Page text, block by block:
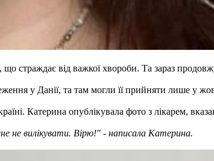
страждає від важкої хвороби. Та зараз
у Данії, та там могли її прийняти лише у
Катерина опублікувала фото з лікарем,
не вилікувати. Вірю!" - написала Катерина.